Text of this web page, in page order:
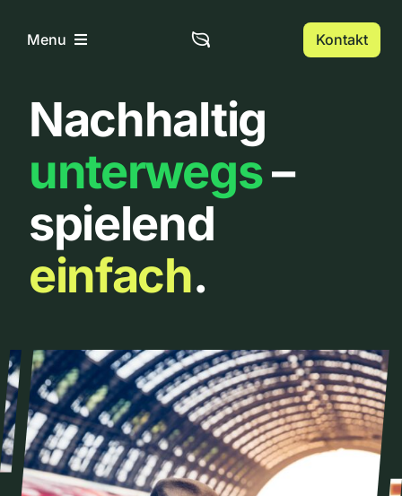
InhaltMenu
Home
Über uns
Urbanlist
Kontakt
Nachhaltig
unterwegs–
spielend
einfach.